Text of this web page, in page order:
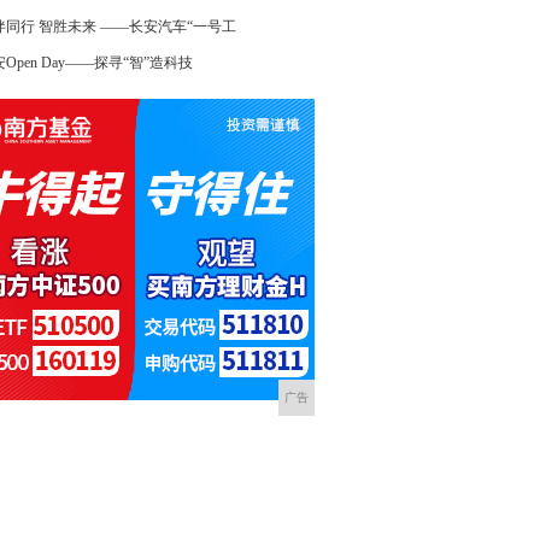
同行 智胜未来 ——长安汽车“一号工
Open Day——探寻“智”造科技
广告